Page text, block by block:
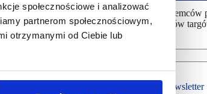
społecznościowe i analizować
partnerom społecznościowym,
otrzymanymi od Ciebie lub
Bezpłatna wysyłka dla
handlowej, uczestników
Bezpłatny Newsletter